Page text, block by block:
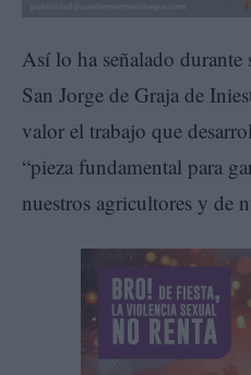
Así lo ha señalado
San Jorge de Graja de
valor el trabajo que
“pieza fundamental para
nuestros agricultores y de